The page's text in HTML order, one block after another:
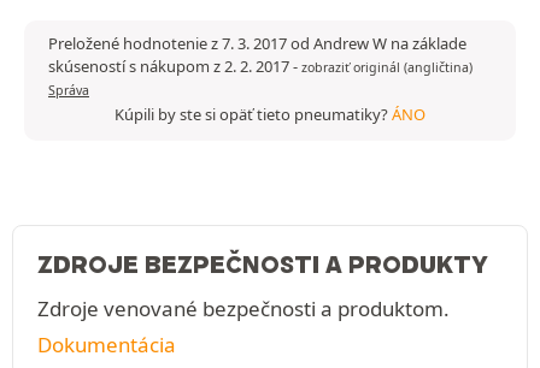
Preložené hodnotenie z 7. 3. 2017 od Andrew W na základe
skúseností s nákupom z 2. 2. 2017- zobraziť originál (angličtina)
Správa
Kúpili by ste si opäť tieto pneumatiky?ÁNO
ZDROJE BEZPEČNOSTI A PRODUKTY
Zdroje venované bezpečnosti a produktom.
Dokumentácia